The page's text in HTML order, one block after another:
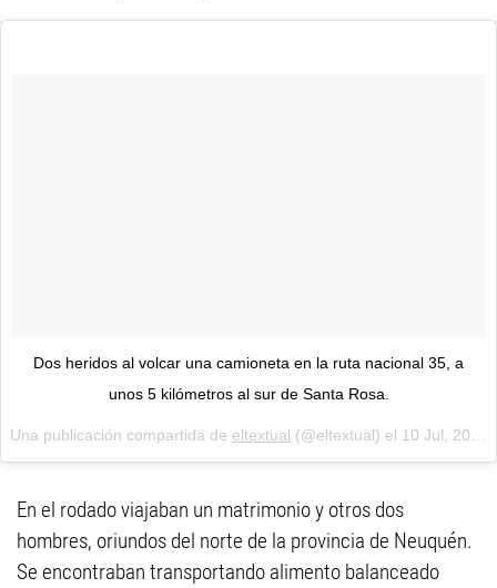
Dos heridos al volcar una camioneta en la ruta nacional 35, a
unos 5 kilómetros al sur de Santa Rosa.
Una publicación compartida de eltextual (@eltextual) el 10 Jul, 2018 a las 11:39 PDT
En el rodado viajaban un matrimonio y otros dos
hombres, oriundos del norte de la provincia de Neuquén.
Se encontraban transportando alimento balanceado